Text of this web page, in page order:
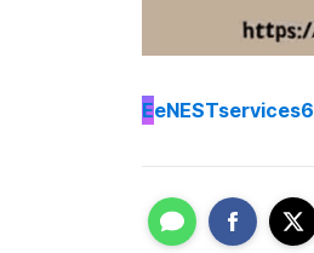
EeNESTservices6